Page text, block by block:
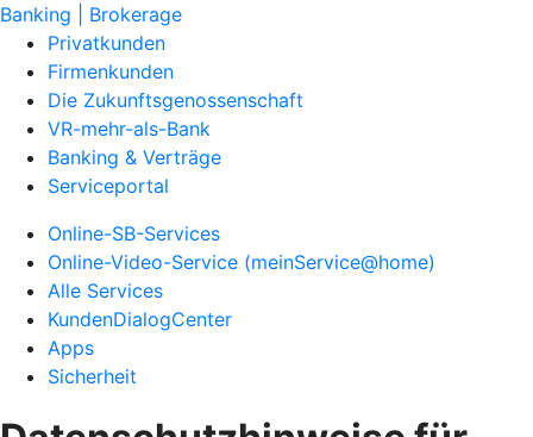
Banking | Brokerage
Privatkunden
Firmenkunden
Die Zukunftsgenossenschaft
VR-mehr-als-Bank
Banking & Verträge
Serviceportal
Online-SB-Services
Online-Video-Service (meinService@home)
Alle Services
KundenDialogCenter
Apps
Sicherheit